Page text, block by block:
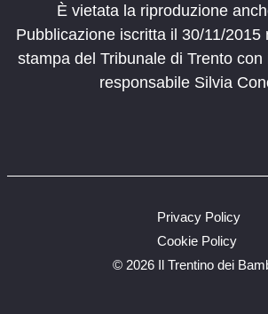
È vietata la riproduzione
Pubblicazione iscritta il 30/11/2015
stampa del Tribunale di Trento
responsabile Silvia
© 2026 Il Trentino dei
Privacy Policy
Cookie Policy